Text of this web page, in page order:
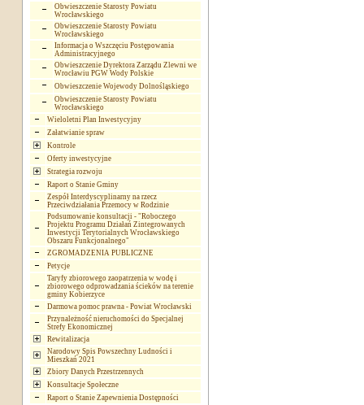
Obwieszczenie Starosty Powiatu
Wrocławskiego
Obwieszczenie Starosty Powiatu
Wrocławskiego
Informacja o Wszczęciu Postępowania
Administracyjnego
Obwieszczenie Dyrektora Zarządu Zlewni we
Wrocławiu PGW Wody Polskie
Obwieszczenie Wojewody Dolnośląskiego
Obwieszczenie Starosty Powiatu
Wrocławskiego
Wieloletni Plan Inwestycyjny
Załatwianie spraw
Kontrole
Oferty inwestycyjne
Strategia rozwoju
Raport o Stanie Gminy
Zespół Interdyscyplinarny na rzecz
Przeciwdziałania Przemocy w Rodzinie
Podsumowanie konsultacji - "Roboczego
Projektu Programu Działań Zintegrowanych
Inwestycji Terytorialnych Wrocławskiego
Obszaru Funkcjonalnego"
ZGROMADZENIA PUBLICZNE
Petycje
Taryfy zbiorowego zaopatrzenia w wodę i
zbiorowego odprowadzania ścieków na terenie
gminy Kobierzyce
Darmowa pomoc prawna - Powiat Wrocławski
Przynależność nieruchomości do Specjalnej
Strefy Ekonomicznej
Rewitalizacja
Narodowy Spis Powszechny Ludności i
Mieszkań 2021
Zbiory Danych Przestrzennych
Konsultacje Społeczne
Raport o Stanie Zapewnienia Dostępności